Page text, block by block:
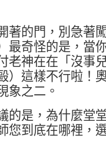
著的門，別急著
最奇怪的是，當
老神在在「沒事
）這樣不行啦！
象之二。
的是，為什麼堂
您到底在哪裡，